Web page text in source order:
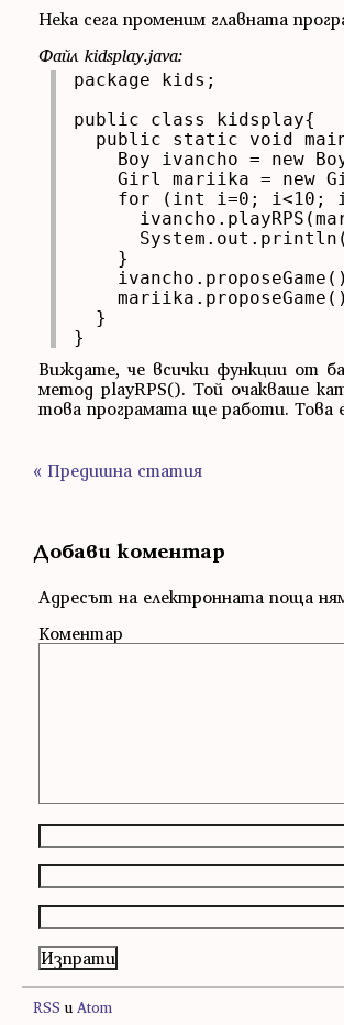
Нека сега променим главната
Файл kidsplay.java:
package kids;
public class kidsplay{
public static void
Boy ivancho = new
Girl mariika = new
for (int i=0; i<10;
    }
  }
}
Виждате, че всички функции от
метод playRPS(). Той очакваше
това програмата ще работи. Това
« Предишна статия
Добави коментар
Адресът на електронната поща
Коментар
RSS и Atom